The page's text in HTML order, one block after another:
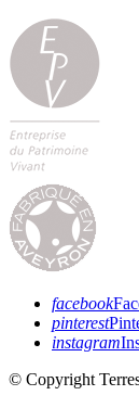
facebook
pinterest
instagram
© Copyright